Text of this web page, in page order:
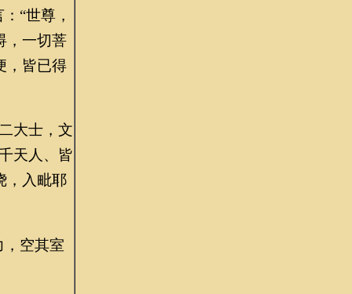
“世尊，
，一切菩
，皆已得
大士，文
天人、皆
，入毗耶
空其室